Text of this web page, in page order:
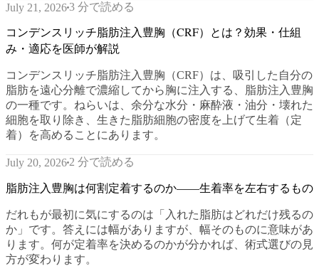
July 21, 20263 分で読める
コンデンスリッチ脂肪注入豊胸（CRF）とは？効果・仕組
み・適応を医師が解説
コンデンスリッチ脂肪注入豊胸（CRF）は、吸引した自分の
脂肪を遠心分離で濃縮してから胸に注入する、脂肪注入豊胸
の一種です。ねらいは、余分な水分・麻酔液・油分・壊れた
細胞を取り除き、生きた脂肪細胞の密度を上げて生着（定
着）を高めることにあります。
July 20, 2026 2 分で読める
脂肪注入豊胸は何割定着するのか——生着率を左右するもの
だれもが最初に気にするのは「入れた脂肪はどれだけ残るの
か」です。答えには幅がありますが、幅そのものに意味があ
ります。何が定着率を決めるのかが分かれば、術式選びの見
方が変わります。